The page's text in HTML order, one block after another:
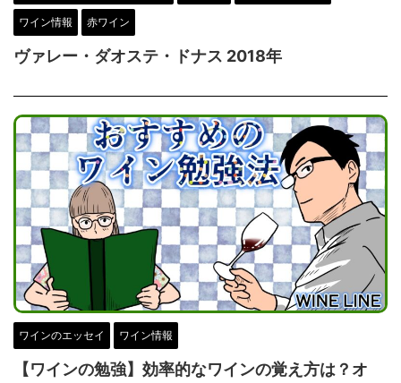
ワイン情報 赤ワイン
ヴァレー・ダオステ・ドナス 2018年
ワインのエッセイ ワイン情報
【ワインの勉強】効率的なワインの覚え方は？オ